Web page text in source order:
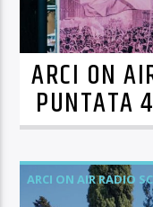
ARCI ON
PUNTATA
80
ARCI ON AIR RADIO